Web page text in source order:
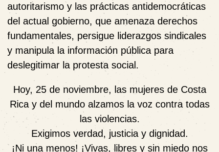
autoritarismo y las prácticas antidemocráticas
del actual gobierno, que amenaza derechos
fundamentales, persigue liderazgos sindicales
y manipula la información pública para
deslegitimar la protesta social.
Hoy, 25 de noviembre, las mujeres de Costa
Rica y del mundo alzamos la voz contra todas
las violencias.
Exigimos verdad, justicia y dignidad.
¡Ni una menos! ¡Vivas, libres y sin miedo nos